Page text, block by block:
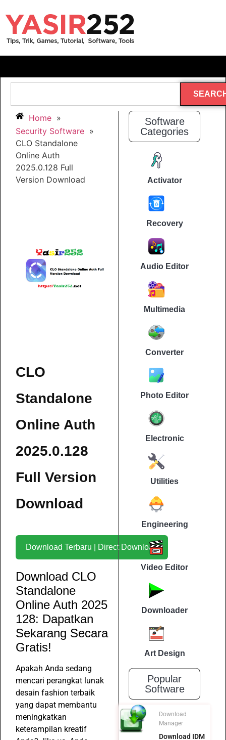
Home »
Security Software »
CLO Standalone
Online Auth
2025.0.128 Full
Version Download
CLO
Standalone
Online Auth
2025.0.128
Full Version
Download
Download Terbaru | Direct Download
Download CLO
Standalone
Online Auth 2025
128: Dapatkan
Sekarang Secara
Gratis!
Apakah Anda sedang
mencari perangkat lunak
desain fashion terbaik
yang dapat membantu
meningkatkan
keterampilan kreatif
Software
Categories
Activator
Recovery
Audio Editor
Multimedia
Converter
Photo Editor
Electronic
Utilities
Engineering
Video Editor
Downloader
Art Design
Popular
Software
Download
Manager
Download IDM